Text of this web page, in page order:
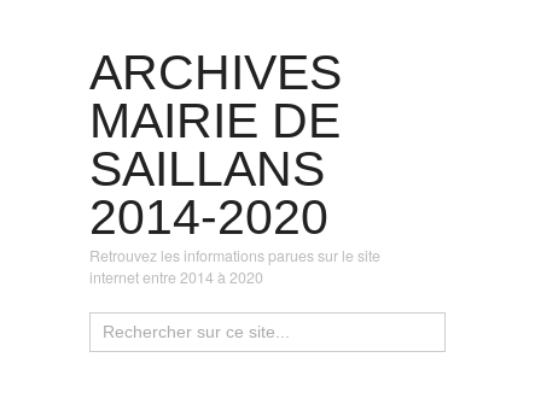
ARCHIVES
MAIRIE DE
SAILLANS
2014-2020
Retrouvez les informations parues sur le site
internet entre 2014 à 2020